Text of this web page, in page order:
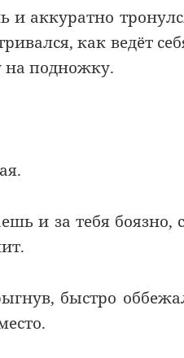
аккуратно
как ведёт
на подножку.
и за тебя
быстро